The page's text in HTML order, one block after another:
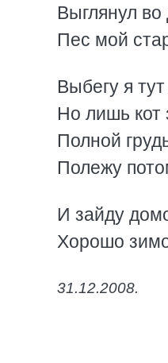
Выглянул
Пес мой
Выбегу я
Но лишь кот
Полной
Полежу
И зайду
Хорошо
31.12.2008.